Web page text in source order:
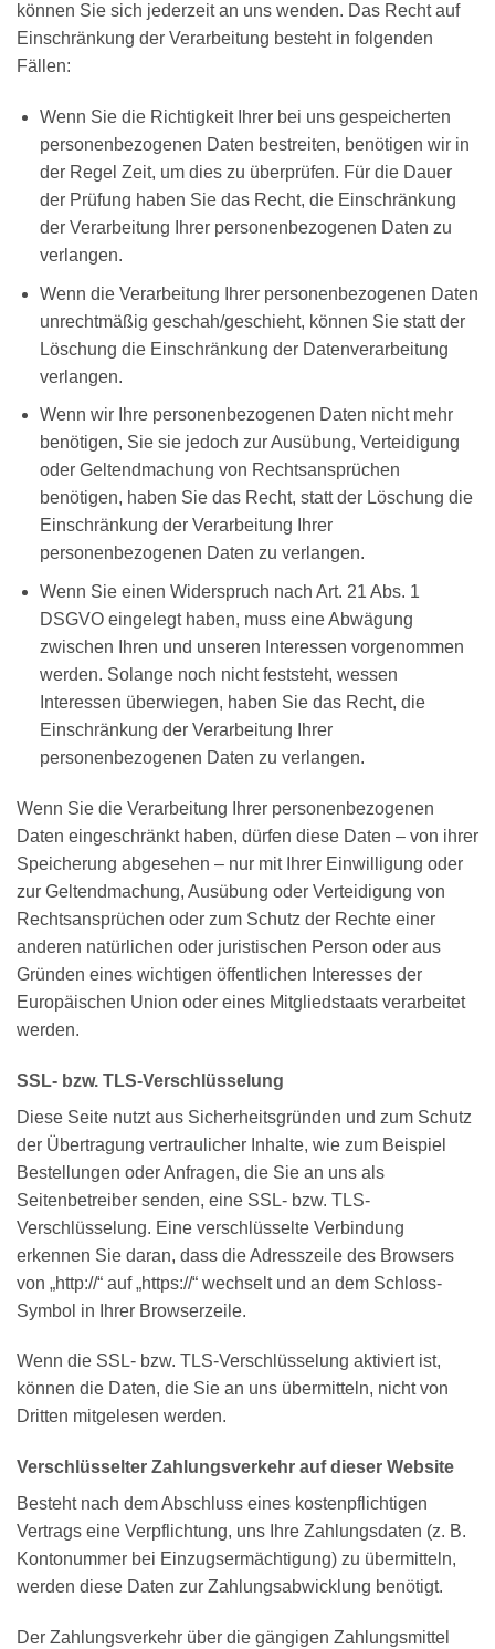
können Sie sich jederzeit an uns wenden. Das Recht auf
Einschränkung der Verarbeitung besteht in folgenden
Fällen:
Wenn Sie die Richtigkeit Ihrer bei uns gespeicherten
personenbezogenen Daten bestreiten, benötigen wir in
der Regel Zeit, um dies zu überprüfen. Für die Dauer
der Prüfung haben Sie das Recht, die Einschränkung
der Verarbeitung Ihrer personenbezogenen Daten zu
verlangen.
Wenn die Verarbeitung Ihrer personenbezogenen Daten
unrechtmäßig geschah/geschieht, können Sie statt der
Löschung die Einschränkung der Datenverarbeitung
verlangen.
Wenn wir Ihre personenbezogenen Daten nicht mehr
benötigen, Sie sie jedoch zur Ausübung, Verteidigung
oder Geltendmachung von Rechtsansprüchen
benötigen, haben Sie das Recht, statt der Löschung die
Einschränkung der Verarbeitung Ihrer
personenbezogenen Daten zu verlangen.
Wenn Sie einen Widerspruch nach Art. 21 Abs. 1
DSGVO eingelegt haben, muss eine Abwägung
zwischen Ihren und unseren Interessen vorgenommen
werden. Solange noch nicht feststeht, wessen
Interessen überwiegen, haben Sie das Recht, die
Einschränkung der Verarbeitung Ihrer
personenbezogenen Daten zu verlangen.
Wenn Sie die Verarbeitung Ihrer personenbezogenen
Daten eingeschränkt haben, dürfen diese Daten – von ihrer
Speicherung abgesehen – nur mit Ihrer Einwilligung oder
zur Geltendmachung, Ausübung oder Verteidigung von
Rechtsansprüchen oder zum Schutz der Rechte einer
anderen natürlichen oder juristischen Person oder aus
Gründen eines wichtigen öffentlichen Interesses der
Europäischen Union oder eines Mitgliedstaats verarbeitet
werden.
SSL- bzw. TLS-Verschlüsselung
Diese Seite nutzt aus Sicherheitsgründen und zum Schutz
der Übertragung vertraulicher Inhalte, wie zum Beispiel
Bestellungen oder Anfragen, die Sie an uns als
Seitenbetreiber senden, eine SSL- bzw. TLS-
Verschlüsselung. Eine verschlüsselte Verbindung
erkennen Sie daran, dass die Adresszeile des Browsers
von „http://“ auf „https://“ wechselt und an dem Schloss-
Symbol in Ihrer Browserzeile.
Wenn die SSL- bzw. TLS-Verschlüsselung aktiviert ist,
können die Daten, die Sie an uns übermitteln, nicht von
Dritten mitgelesen werden.
Verschlüsselter Zahlungsverkehr auf dieser Website
Besteht nach dem Abschluss eines kostenpflichtigen
Vertrags eine Verpflichtung, uns Ihre Zahlungsdaten (z. B.
Kontonummer bei Einzugsermächtigung) zu übermitteln,
werden diese Daten zur Zahlungsabwicklung benötigt.
Der Zahlungsverkehr über die gängigen Zahlungsmittel